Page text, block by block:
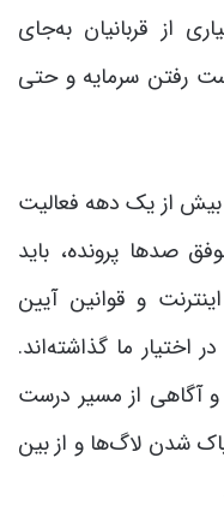
از قربانیان به‌جای
رفتن سرمایه و حتی
از یک دهه فعالیت
صدها پرونده، باید
و قوانین آیین
اختیار ما گذاشته‌اند.
آگاهی از مسیر درست
شدن لاگ‌ها و از بین